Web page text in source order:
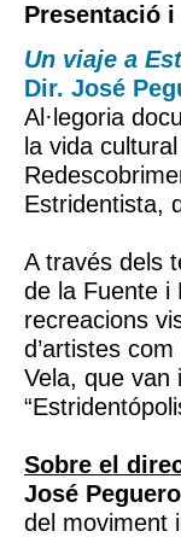
Presentació
Un viaje a
Dir. José
Al·legoria
la vida
Estridentista,
A través dels
de la Fuente i
recreacions
d’artistes
Vela, que van
Sobre el
José Peguero
del moviment